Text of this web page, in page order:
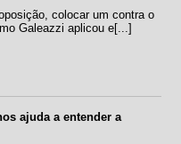
colocar um contra o
Galeazzi aplicou e[...]
ajuda a entender a